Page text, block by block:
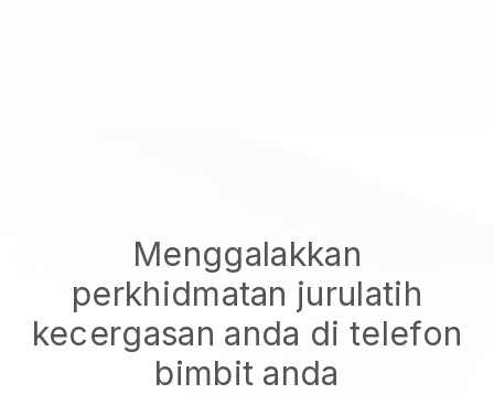
Menggalakkan
perkhidmatan jurulatih
kecergasan anda di telefon
bimbit anda